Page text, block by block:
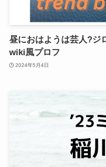
昼におはようは芸人?ジ
wiki風プロフ
2024年5月4日